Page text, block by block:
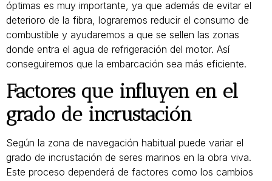
óptimas es muy importante, ya que además de evitar el
deterioro de la fibra, lograremos reducir el consumo de
combustible y ayudaremos a que se sellen las zonas
donde entra el agua de refrigeración del motor. Así
conseguiremos que la embarcación sea más eficiente.
Factores que influyen en el
grado de incrustación
Según la zona de navegación habitual puede variar el
grado de incrustación de seres marinos en la obra viva.
Este proceso dependerá de factores como los cambios